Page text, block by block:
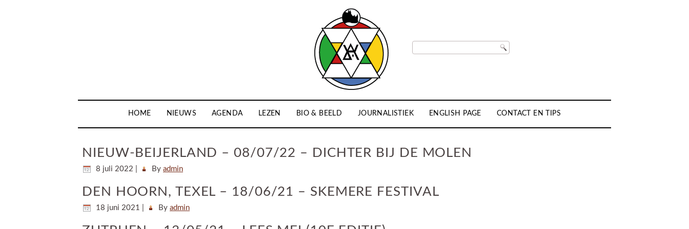
HOME NIEUWS AGENDA LEZEN BIO & BEELD JOURNALISTIEK ENGLISH PAGE CONTACT EN TIPS
NIEUW-BEIJERLAND – 08/07/22 – DICHTER BIJ DE MOLEN
8 juli 2022 By admin
DEN HOORN, TEXEL – 18/06/21 – SKEMERE FESTIVAL
18 juni 2021 By admin